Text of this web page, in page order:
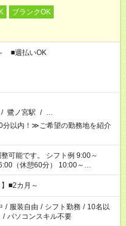
ブランクOK
■週払いOK
/ 鷺ノ宮駅 / …
以内！≫ご希望の勤務地を紹介
シフト例 9:00～
（休憩60分） 10:00～
お仕事の勤務時間の合計が 週40
■2カ月～
/ 服装自由 / シフト勤務 / 10名以
/ パソコンスキル不要